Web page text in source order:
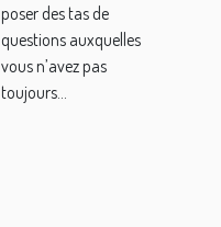
poser des tas de
questions auxquelles
vous n’avez pas
toujours...